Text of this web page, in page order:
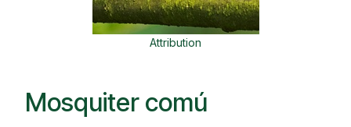
Attribution
Mosquiter comú